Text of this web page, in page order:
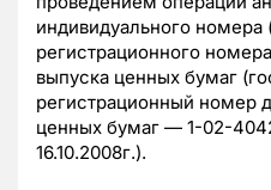
индивидуального номера
регистрационного
выпуска ценных бумаг
регистрационный номер
ценных бумаг — 1-02-
16.10.2008г.).